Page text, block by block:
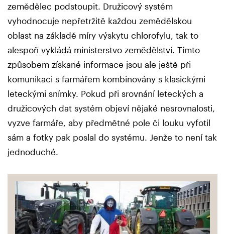
zemědělec podstoupit. Družicový systém
vyhodnocuje nepřetržitě každou zemědělskou
oblast na základě míry výskytu chlorofylu, tak to
alespoň vykládá ministerstvo zemědělství. Tímto
způsobem získané informace jsou ale ještě při
komunikaci s farmářem kombinovány s klasickými
leteckými snímky. Pokud při srovnání leteckých a
družicových dat systém objeví nějaké nesrovnalosti,
vyzve farmáře, aby předmětné pole či louku vyfotil
sám a fotky pak poslal do systému. Jenže to není tak
jednoduché.